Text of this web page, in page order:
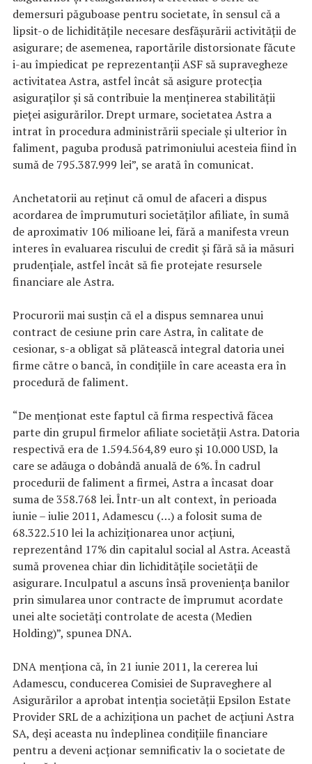
demersuri păguboase pentru societate, în sensul că a
lipsit-o de lichidităţile necesare desfăşurării activităţii de
asigurare; de asemenea, raportările distorsionate făcute
i-au împiedicat pe reprezentanţii ASF să supravegheze
activitatea Astra, astfel încât să asigure protecţia
asiguraţilor şi să contribuie la menţinerea stabilităţii
pieţei asigurărilor. Drept urmare, societatea Astra a
intrat în procedura administrării speciale şi ulterior în
faliment, paguba produsă patrimoniului acesteia fiind în
sumă de 795.387.999 lei”, se arată în comunicat.
Anchetatorii au reţinut că omul de afaceri a dispus
acordarea de împrumuturi societăţilor afiliate, în sumă
de aproximativ 106 milioane lei, fără a manifesta vreun
interes în evaluarea riscului de credit şi fără să ia măsuri
prudenţiale, astfel încât să fie protejate resursele
financiare ale Astra.
Procurorii mai susţin că el a dispus semnarea unui
contract de cesiune prin care Astra, în calitate de
cesionar, s-a obligat să plătească integral datoria unei
firme către o bancă, în condiţiile în care aceasta era în
procedură de faliment.
“De menţionat este faptul că firma respectivă făcea
parte din grupul firmelor afiliate societăţii Astra. Datoria
respectivă era de 1.594.564,89 euro şi 10.000 USD, la
care se adăuga o dobândă anuală de 6%. În cadrul
procedurii de faliment a firmei, Astra a încasat doar
suma de 358.768 lei. Într-un alt context, în perioada
iunie – iulie 2011, Adamescu (…) a folosit suma de
68.322.510 lei la achiziţionarea unor acţiuni,
reprezentând 17% din capitalul social al Astra. Această
sumă provenea chiar din lichidităţile societăţii de
asigurare. Inculpatul a ascuns însă provenienţa banilor
prin simularea unor contracte de împrumut acordate
unei alte societăţi controlate de acesta (Medien
Holding)”, spunea DNA.
DNA menţiona că, în 21 iunie 2011, la cererea lui
Adamescu, conducerea Comisiei de Supraveghere al
Asigurărilor a aprobat intenţia societăţii Epsilon Estate
Provider SRL de a achiziţiona un pachet de acţiuni Astra
SA, deşi aceasta nu îndeplinea condiţiile financiare
pentru a deveni acţionar semnificativ la o societate de